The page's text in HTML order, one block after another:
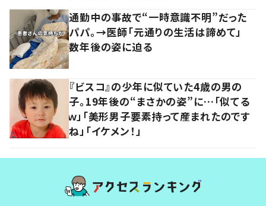
通勤中の事故で“一時意識不明”だった
パパ。→医師「元通りの生活は諦めて」
数年後の姿に迫る
『ビスコ』の少年に似ていた4歳の男の
子。19年後の“まさかの姿”に…「似てる
ｗ」「美形男子要素持って産まれたのです
ね」「イケメン！」